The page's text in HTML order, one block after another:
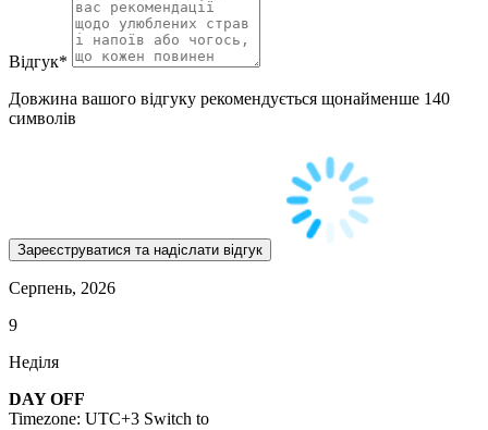
Відгук*
Довжина вашого відгуку рекомендується щонайменше 140
символів
Серпень, 2026
9
Неділя
DAY OFF
Timezone: UTC+3 Switch to